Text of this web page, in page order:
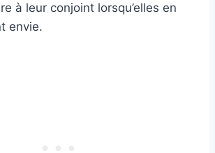
à leur conjoint lorsqu’elles en
envie.